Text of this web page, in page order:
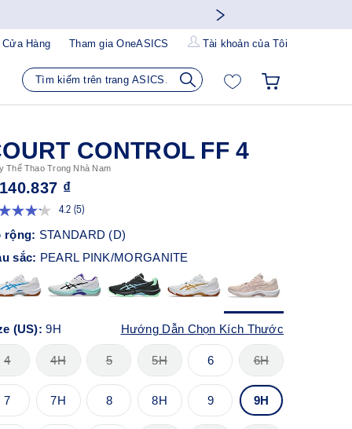
Hàng Tham gia OneASICS Tài khoản của Tôi
CONTROL FF 4
Thể Thao Trong Nhà Nam
₫
4.2 Đọc
5
đánh
giá.
Liên
kết
trang
(5)
rộng: STANDARD (D)
sắc: PEARL PINK/MORGANITE
(US):9H Hướng Dẫn Chọn Kích Thước
4 4H 5 5H 6 6H
7 7H 8 8H 9 9H